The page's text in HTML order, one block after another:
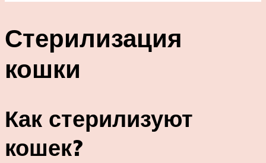
Стерилизация
кошки
Как стерилизуют
кошек?